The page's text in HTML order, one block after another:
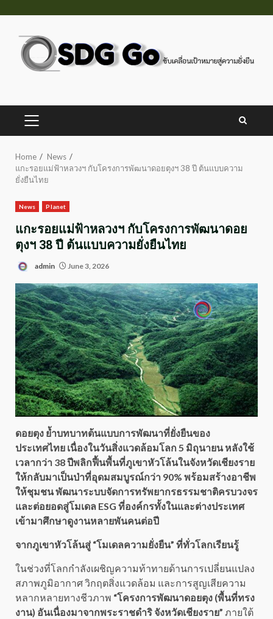
content
PRIMARY
Home
News
แกะรอยแม่ฟ้าหลวงฯ กับโครงการพัฒนาดอยตุงฯ 38 ปี ต้นแบบความ
ยั่งยืนไทย
News Planet
แกะรอยแม่ฟ้าหลวงฯ กับโครงการพัฒนาดอย
ตุงฯ 38 ปี ต้นแบบความยั่งยืนไทย
admin June 3, 2026
ดอยตุง ย้ำบทบาทต้นแบบการพัฒนาที่ยั่งยืนของ
ประเทศไทย เนื่องในวันสิ่งแวดล้อมโลก 5 มิถุนายน หลังใช้
เวลากว่า 38 ปีพลิกฟื้นพื้นที่ภูเขาหัวโล้นในจังหวัดเชียงราย
ให้กลับมาเป็นป่าที่อุดมสมบูรณ์กว่า 90% พร้อมสร้างอาชีพ
ให้ชุมชน พัฒนาระบบจัดการทรัพยากรธรรมชาติครบวงจร
และต่อยอดสู่โมเดล ESG ที่องค์กรทั้งในและต่างประเทศ
เข้ามาศึกษาดูงานหลายพันคนต่อปี
จากภูเขาหัวโล้นสู่ “โมเดลความยั่งยืน” ที่ทั่วโลกเรียนรู้
ในช่วงที่โลกกำลังเผชิญความท้าทายด้านการเปลี่ยนแปลง
สภาพภูมิอากาศ วิกฤตสิ่งแวดล้อม และการสูญเสียความ
หลากหลายทางชีวภาพ “โครงการพัฒนาดอยตุง (พื้นที่ทรง
งาน) อันเนื่องมาจากพระราชดำริ จังหวัดเชียงราย” ภายใต้